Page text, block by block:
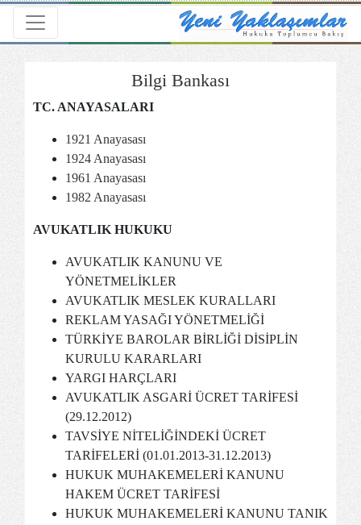
Toggle navigation
Bilgi Bankası
TC. ANAYASALARI
1921 Anayasası
1924 Anayasası
1961 Anayasası
1982 Anayasası
AVUKATLIK HUKUKU
AVUKATLIK KANUNU VE
YÖNETMELİKLER
AVUKATLIK MESLEK KURALLARI
REKLAM YASAĞI YÖNETMELİĞİ
TÜRKİYE BAROLAR BİRLİĞİ DİSİPLİN
KURULU KARARLARI
YARGI HARÇLARI
AVUKATLIK ASGARİ ÜCRET TARİFESİ
(29.12.2012)
TAVSİYE NİTELİĞİNDEKİ ÜCRET
TARİFELERİ (01.01.2013-31.12.2013)
HUKUK MUHAKEMELERİ KANUNU
HAKEM ÜCRET TARİFESİ
HUKUK MUHAKEMELERİ KANUNU TANIK